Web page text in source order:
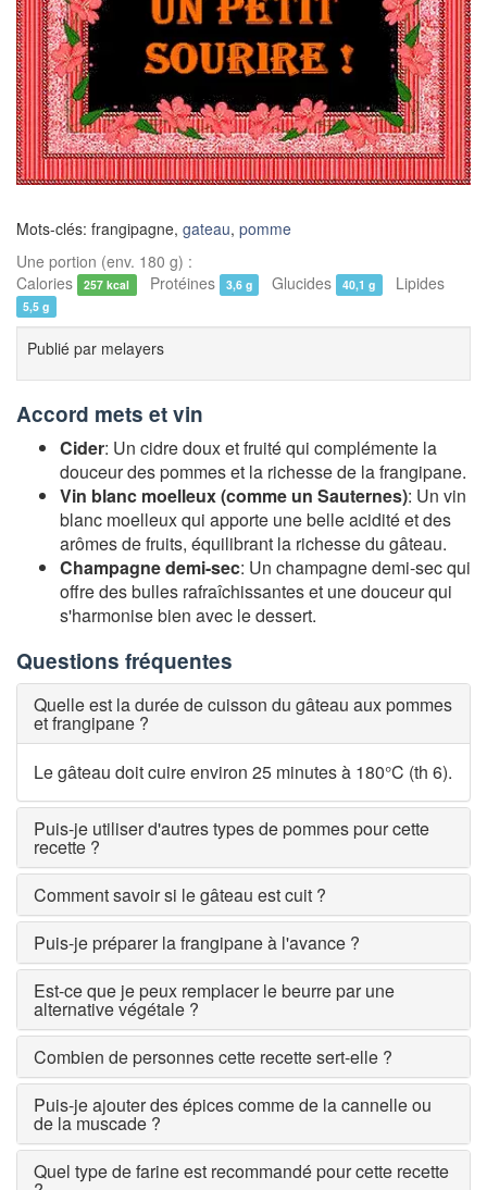
Mots-clés: frangipagne, gateau, pomme
Une portion (env. 180 g) :
Calories
257 kcal Protéines 3,6 g Glucides 40,1 g Lipides
5,5 g
Publié par melayers
Accord mets et vin
Cider: Un cidre doux et fruité qui complémente la
douceur des pommes et la richesse de la frangipane.
Vin blanc moelleux (comme un Sauternes): Un vin
blanc moelleux qui apporte une belle acidité et des
arômes de fruits, équilibrant la richesse du gâteau.
Champagne demi-sec: Un champagne demi-sec qui
offre des bulles rafraîchissantes et une douceur qui
s'harmonise bien avec le dessert.
Questions fréquentes
Quelle est la durée de cuisson du gâteau aux pommes
et frangipane ?
Le gâteau doit cuire environ 25 minutes à 180°C (th 6).
Puis-je utiliser d'autres types de pommes pour cette
recette ?
Comment savoir si le gâteau est cuit ?
Puis-je préparer la frangipane à l'avance ?
Est-ce que je peux remplacer le beurre par une
alternative végétale ?
Combien de personnes cette recette sert-elle ?
Puis-je ajouter des épices comme de la cannelle ou
de la muscade ?
Quel type de farine est recommandé pour cette recette